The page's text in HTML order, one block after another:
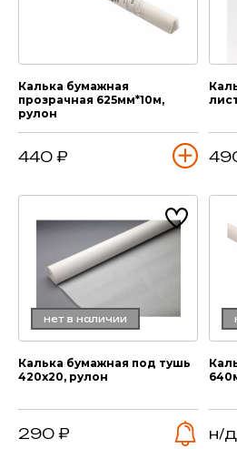
Калька бумажная
прозрачная 625мм*10м,
рулон
440 ₽
нет в наличии
Калька бумажная под тушь
420х20, рулон
290 ₽ н/